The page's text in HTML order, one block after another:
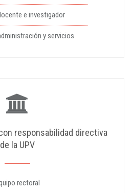
e investigador
y servicios
responsabilidad directiva
de la UPV
rectoral